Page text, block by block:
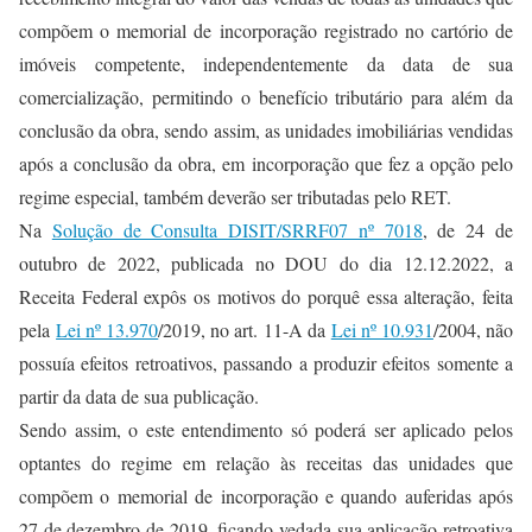
compõem o memorial de incorporação registrado no cartório de
imóveis competente, independentemente da data de sua
comercialização, permitindo o benefício tributário para além da
conclusão da obra, sendo assim, as unidades imobiliárias vendidas
após a conclusão da obra, em incorporação que fez a opção pelo
regime especial, também deverão ser tributadas pelo RET.
Na Solução de Consulta DISIT/SRRF07 nº 7018, de 24 de
outubro de 2022, publicada no DOU do dia 12.12.2022, a
Receita Federal expôs os motivos do porquê essa alteração, feita
pelaLei nº 13.970/2019, no art. 11-A da Lei nº 10.931/2004, não
possuía efeitos retroativos, passando a produzir efeitos somente a
partir da data de sua publicação.
Sendo assim, o este entendimento só poderá ser aplicado pelos
optantes do regime em relação às receitas das unidades que
compõem o memorial de incorporação e quando auferidas após